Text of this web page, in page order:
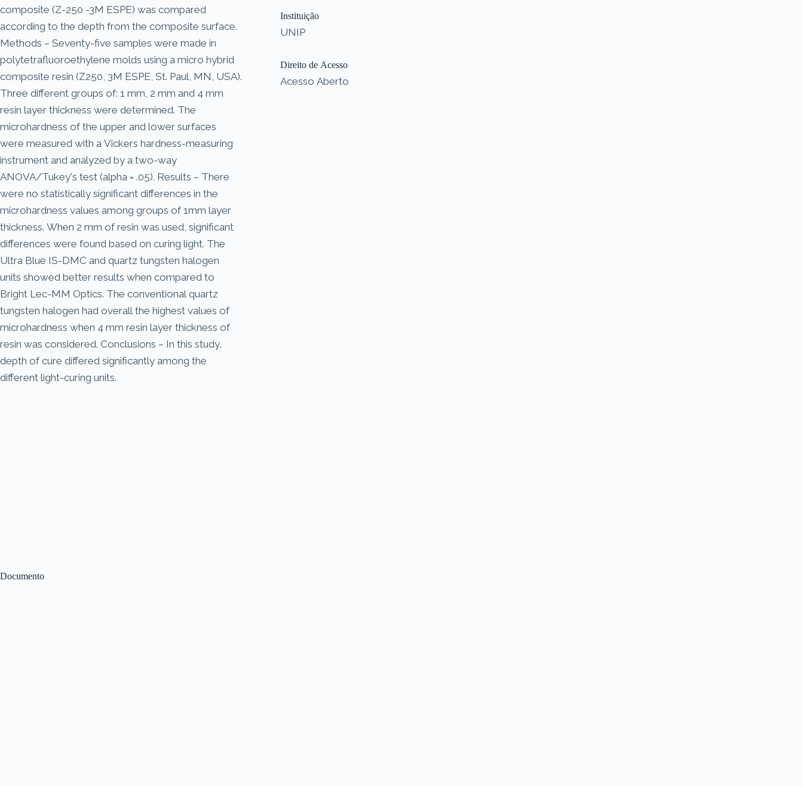
Documento
composite (Z-250 -3M ESPE) was compared
according to the depth from the composite surface.
Methods – Seventy-five samples were made in
polytetrafluoroethylene molds using a micro hybrid
composite resin (Z250, 3M ESPE, St. Paul, MN, USA).
Three different groups of: 1 mm, 2 mm and 4 mm
resin layer thickness were determined. The
microhardness of the upper and lower surfaces
were measured with a Vickers hardness-measuring
instrument and analyzed by a two-way
ANOVA/Tukey's test (alpha = .05). Results – There
were no statistically significant differences in the
microhardness values among groups of 1mm layer
thickness. When 2 mm of resin was used, significant
differences were found based on curing light. The
Ultra Blue IS-DMC and quartz tungsten halogen
units showed better results when compared to
Bright Lec-MM Optics. The conventional quartz
tungsten halogen had overall the highest values of
microhardness when 4 mm resin layer thickness of
resin was considered. Conclusions – In this study,
depth of cure differed significantly among the
different light-curing units.
Instituição
UNIP
Direito de Acesso
Acesso Aberto